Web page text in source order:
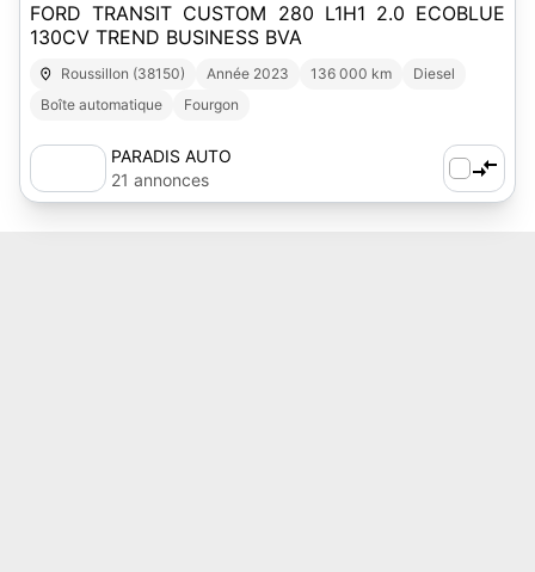
FORD TRANSIT CUSTOM 280 L1H1 2.0 ECOBLUE
130CV TREND BUSINESS BVA
Roussillon (38150) Année 2023 136 000 km
Diesel
Boîte automatique
Fourgon
PARADIS AUTO
21 annonces